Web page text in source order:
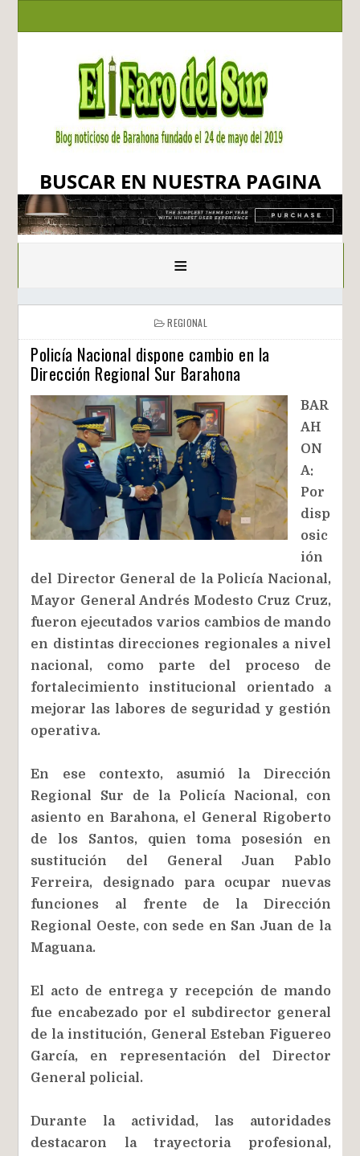
BUSCAR EN NUESTRA PAGINA
≡
REGIONAL
Policía Nacional dispone cambio en la
Dirección Regional Sur Barahona
BAR
AH
ON
A:
Por
disp
osic
ión
del Director General de la Policía Nacional,
Mayor General Andrés Modesto Cruz Cruz,
fueron ejecutados varios cambios de mando
en distintas direcciones regionales a nivel
nacional, como parte del proceso de
fortalecimiento institucional orientado a
mejorar las labores de seguridad y gestión
operativa.
En ese contexto, asumió la Dirección
Regional Sur de la Policía Nacional, con
asiento en Barahona, el General Rigoberto
de los Santos, quien toma posesión en
sustitución del General Juan Pablo
Ferreira, designado para ocupar nuevas
funciones al frente de la Dirección
Regional Oeste, con sede en San Juan de la
Maguana.
El acto de entrega y recepción de mando
fue encabezado por el subdirector general
de la institución, General Esteban Figuereo
García, en representación del Director
General policial.
Durante la actividad, las autoridades
destacaron la trayectoria profesional,